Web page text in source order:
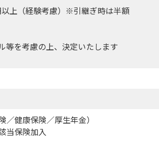
以上（経験考慮）※引継ぎ時は半額
等を考慮の上、決定いたします
健康保険／厚生年金）
当保険加入